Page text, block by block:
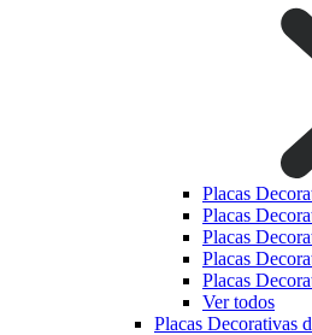
Placas
Placas
Placas
Placas
Placas
Ver todos
Placas Decorativas